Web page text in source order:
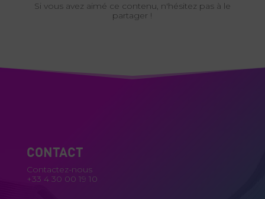
Si vous avez aimé ce contenu, n'hésitez pas à le
partager !
CONTACT
Contactez-nous
+33 4 30 00 19 10